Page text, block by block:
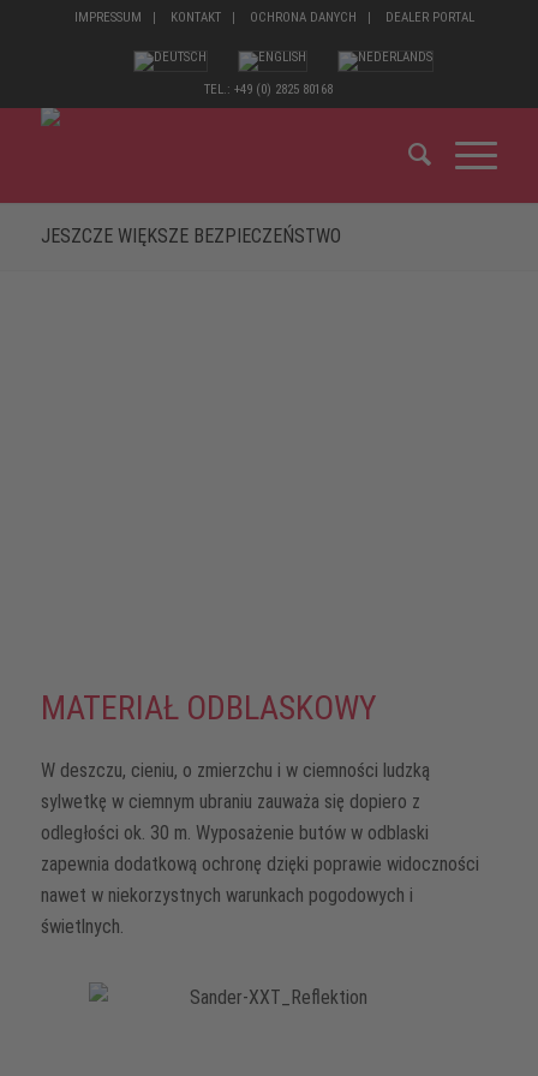
IMPRESSUM KONTAKT OCHRONA DANYCH DEALER PORTAL
TEL.: +49 (0) 2825 80168
JESZCZE WIĘKSZE BEZPIECZEŃSTWO
MATERIAŁ ODBLASKOWY
W deszczu, cieniu, o zmierzchu i w ciemności ludzką
sylwetkę w ciemnym ubraniu zauważa się dopiero z
odległości ok. 30 m. Wyposażenie butów w odblaski
zapewnia dodatkową ochronę dzięki poprawie widoczności
nawet w niekorzystnych warunkach pogodowych i
świetlnych.